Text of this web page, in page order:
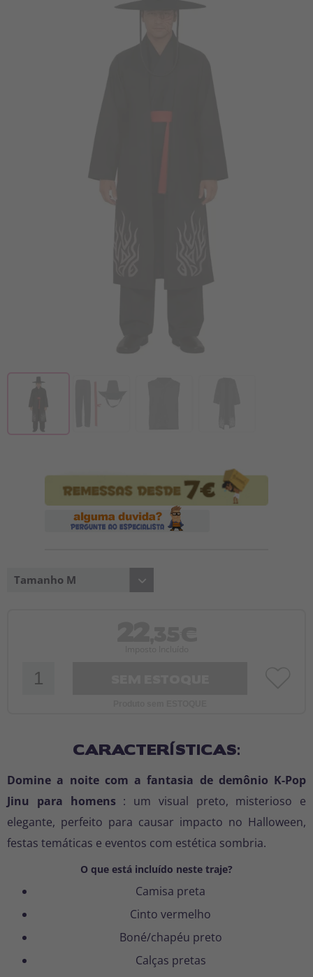
Vá em frente! Estávamos esperando por você.
CRIAR CONTA
Tamanho M
CARACTERÍSTICAS:
Domine a noite com a fantasia de demônio K-Pop
Jinu para homens: um visual preto, misterioso e
elegante, perfeito para causar impacto no Halloween,
festas temáticas e eventos com estética sombria.
O que está incluído neste traje?
Camisa preta
Cinto vermelho
Boné/chapéu preto
Calças pretas